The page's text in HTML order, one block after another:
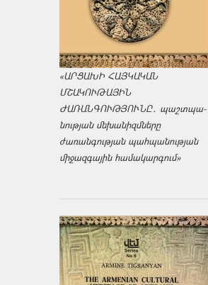
«ԱՐՑԱԽԻ ՀԱՅԿԱԿԱՆ
ՄՇԱԿՈՒԹԱՅԻՆ
ԺԱՌԱՆԳՈՒԹՅՈՒՆԸ․ պաշտպա­
նության մեխանիզմները
ժառանգության պահպանության
միջազ­գային համակարգում»